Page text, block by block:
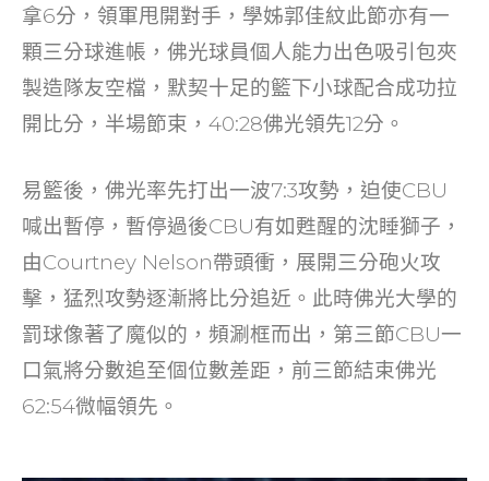
拿6分，領軍甩開對手，學姊郭佳紋此節亦有一
顆三分球進帳，佛光球員個人能力出色吸引包夾
製造隊友空檔，默契十足的籃下小球配合成功拉
開比分，半場節束，40:28佛光領先12分。
易籃後，佛光率先打出一波7:3攻勢，迫使CBU
喊出暫停，暫停過後CBU有如甦醒的沈睡獅子，
由Courtney Nelson帶頭衝，展開三分砲火攻
擊，猛烈攻勢逐漸將比分追近。此時佛光大學的
罰球像著了魔似的，頻涮框而出，第三節CBU一
口氣將分數追至個位數差距，前三節結束佛光
62:54微幅領先。